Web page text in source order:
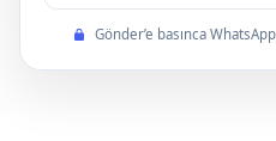
Gönder’e basınca